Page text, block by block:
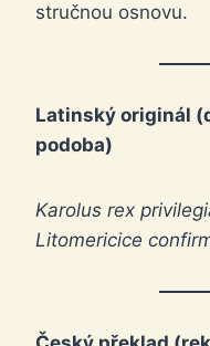
stručnou osnovu.
Latinský originál
podoba)
Karolus rex
Litomericice